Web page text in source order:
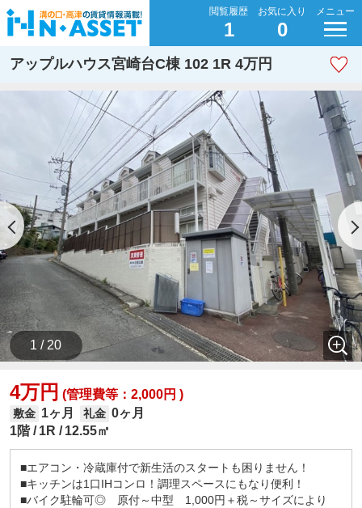
閲覧履歴
1
お気に入り
0
メニュー
アップルハウス宮崎台C棟 102 1R 4万円
1 / 20
4万円 (管理費等：2,000円 )
敷金 1ヶ月 礼金 0ヶ月
1階
1R 12.55㎡
■エアコン・冷蔵庫付で新生活のスタートも困りません！
■キッチンは1口IHコンロ！調理スペースにもなり便利！
■バイク駐輪可◎ 原付～中型 1,000円＋税～サイズにより